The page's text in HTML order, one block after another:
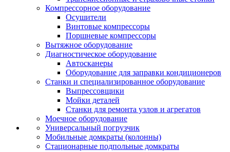
Компрессорное оборудование
Осушители
Винтовые компрессоры
Поршневые компрессоры
Вытяжное оборудование
Диагностическое оборудование
Автосканеры
Оборудование для заправки кондиционеров
Станки и специализированное оборудование
Выпрессовщики
Мойки деталей
Станки для ремонта узлов и агрегатов
Моечное оборудование
Универсальный погрузчик
Мобильные домкраты (колонны)
Стационарные подпольные домкраты